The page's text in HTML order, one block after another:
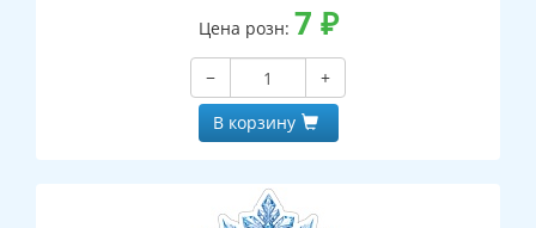
Цена розн: 7 ₽
−
+
В корзину